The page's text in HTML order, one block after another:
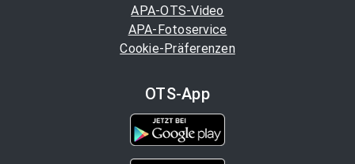
APA-OTS-Video
APA-Fotoservice
Cookie-Präferenzen
OTS-App